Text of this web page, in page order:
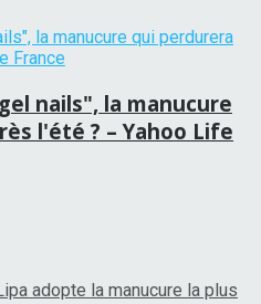
nails", la manucure
l'été ? – Yahoo Life